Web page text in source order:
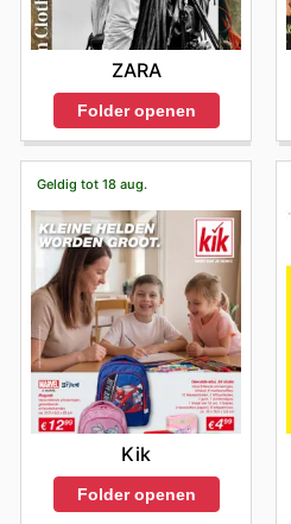
ZARA
Folder openen
Geldig tot 18 aug.
Kik
Folder openen